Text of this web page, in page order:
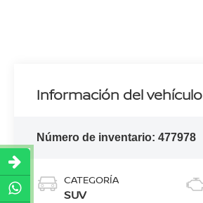
Información del vehículo
Número de inventario:477978
CATEGORÍA
SUV